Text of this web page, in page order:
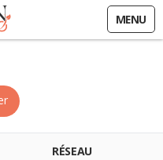
MENU
RÉSEAU